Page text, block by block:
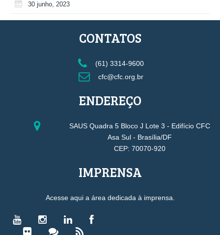
30 junho, 2023
CONTATOS
(61) 3314-9600
cfc@cfc.org.br
ENDEREÇO
SAUS Quadra 5 Bloco J Lote 3 - Edifício CFC
Asa Sul - Brasília/DF
CEP: 70070-920
IMPRENSA
Acesse aqui a área dedicada à imprensa.